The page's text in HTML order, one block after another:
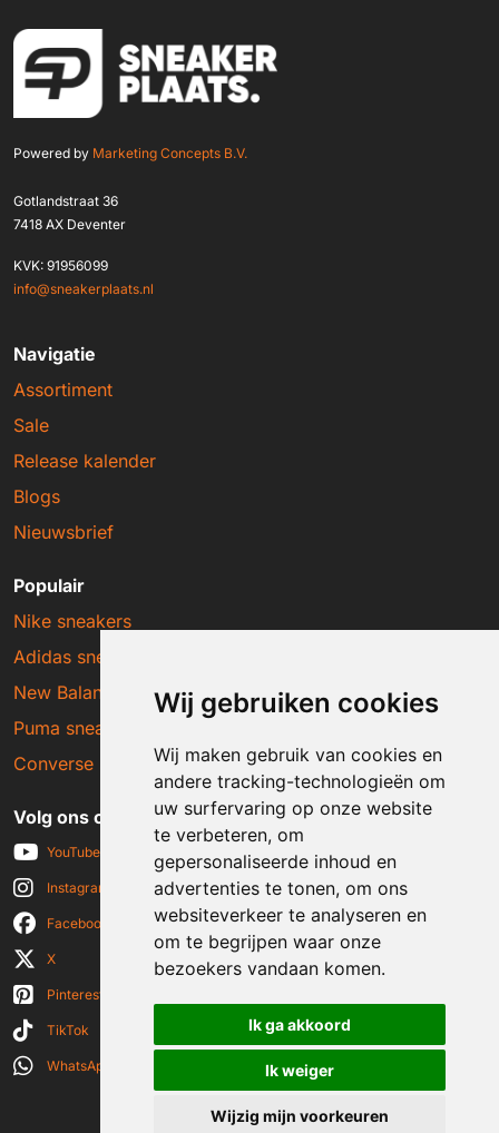
Wij gebruiken cookies
Wij maken gebruik van cookies en
andere tracking-technologieën om
uw surfervaring op onze website
te verbeteren, om
gepersonaliseerde inhoud en
advertenties te tonen, om ons
websiteverkeer te analyseren en
om te begrijpen waar onze
bezoekers vandaan komen.
Ik ga akkoord
Ik weiger
Wijzig mijn voorkeuren
Powered by Marketing Concepts B.V.
Gotlandstraat 36
7418 AX Deventer
KVK: 91956099
info@sneakerplaats.nl
Navigatie
Assortiment
Sale
Release kalender
Blogs
Nieuwsbrief
Populair
Nike sneakers
Adidas sneakers
New Balance sneakers
Puma sneakers
Converse sneakers
Volg ons op social media
YouTube
Instagram
Facebook
X
Pinterest
TikTok
WhatsApp